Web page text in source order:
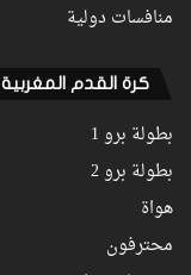
منافسات دولية
كرة القدم المغربية
بطولة برو 1
بطولة برو 2
هواة
محترفون